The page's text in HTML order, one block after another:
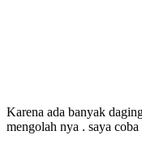
Karena ada banyak
mengolah nya . saya